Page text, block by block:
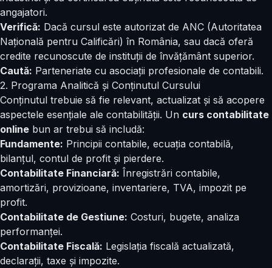
angajatori.
Verifică: Dacă cursul este autorizat de ANC (Autoritatea
Națională pentru Calificări) în România, sau dacă oferă
credite recunoscute de instituții de învățământ superior.
Caută: Parteneriate cu asociații profesionale de contabili.
2. Programa Analitică și Conținutul Cursului
Conținutul trebuie să fie relevant, actualizat și să acopere
aspectele esențiale ale contabilității. Un curs contabilitate
online bun ar trebui să includă:
Fundamente: Principii contabile, ecuația contabilă,
bilanțul, contul de profit și pierdere.
Contabilitate Financiară: Înregistrări contabile,
amortizări, provizioane, inventariere, TVA, impozit pe
profit.
Contabilitate de Gestiune: Costuri, bugete, analiza
performanței.
Contabilitate Fiscală: Legislația fiscală actualizată,
declarații, taxe și impozite.